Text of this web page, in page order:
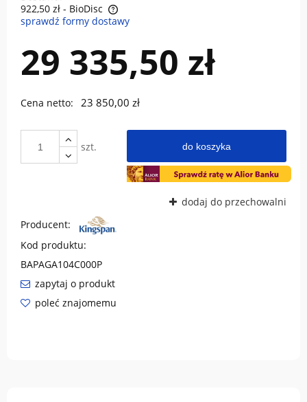
922,50 zł - BioDisc
Cena nie zawiera ewentualnych kosztów płatności
sprawdź formy dostawy
29 335,50 zł
Cena netto: 23 850,00 zł
szt. do koszyka
dodaj do przechowalni
Producent:
Kod produktu:
BAPAGA104C000P
zapytaj o produkt
poleć znajomemu